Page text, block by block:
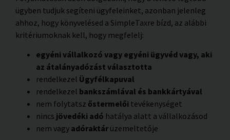
ügyben tudjuk segíteni ügyfeleinket, azonban jelenleg
ahhoz, hogy könyvelésed a SimpleTaxre bízd, az alábbi
kritériumoknak kell, hogy megfelelj:
egyéni vállalkozó vagy egyéni ügyvéd vagy, aki
az átalányadózást választotta
rendelkezel Ügyfélkapuval
rendelkezel bankszámlával és bankkártyával
nem folytatsz őstermelői tevékenységet
nincs jövedéki adó hatálya alatt a vállalkozásod
nem vagy adóraktár üzemeltetője